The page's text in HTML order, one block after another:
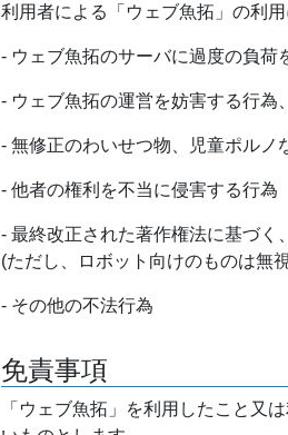
利用者による「ウェブ魚拓」の利
- ウェブ魚拓のサーバに過度の負荷
- ウェブ魚拓の運営を妨害する行為
- 無修正のわいせつ物、児童ポルノ
- 他者の権利を不当に侵害する行為
- 最終改正された著作権法に基づく
(ただし、ロボット向けのものは無
- その他の不法行為
免責事項
「ウェブ魚拓」を利用したこと又